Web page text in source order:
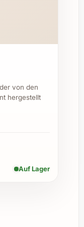
für
im Bereich
von den
hergestellt
Auf Lager